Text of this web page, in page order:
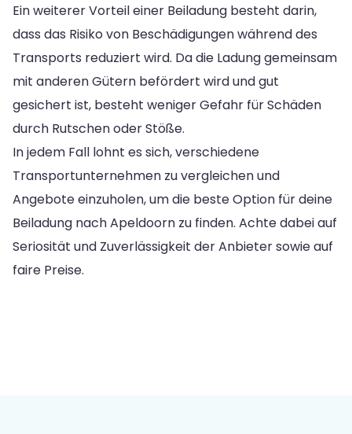
Ein weiterer Vorteil einer Beiladung besteht darin,
dass das Risiko von Beschädigungen während des
Transports reduziert wird. Da die Ladung gemeinsam
mit anderen Gütern befördert wird und gut
gesichert ist, besteht weniger Gefahr für Schäden
durch Rutschen oder Stöße.
In jedem Fall lohnt es sich, verschiedene
Transportunternehmen zu vergleichen und
Angebote einzuholen, um die beste Option für deine
Beiladung nach Apeldoorn zu finden. Achte dabei auf
Seriosität und Zuverlässigkeit der Anbieter sowie auf
faire Preise.